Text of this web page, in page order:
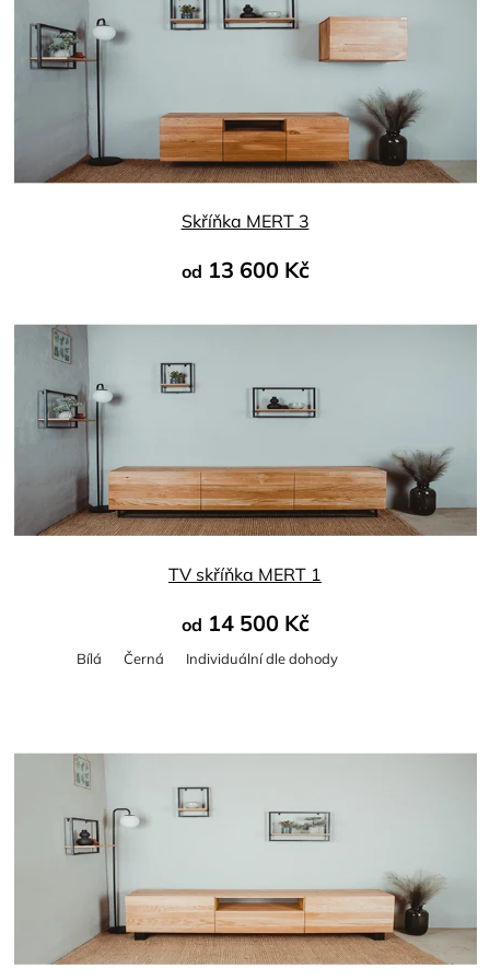
produktu
5
hvězdiček.
Skříňka MERT 3
od 13 600 Kč
TV skříňka MERT 1
od 14 500 Kč
Bílá Černá Individuální dle dohody